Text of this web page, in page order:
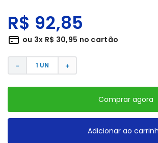
R$ 92,85
ou 3x R$ 30,95 no cartão
＋
－
Comprar agora
Adicionar ao